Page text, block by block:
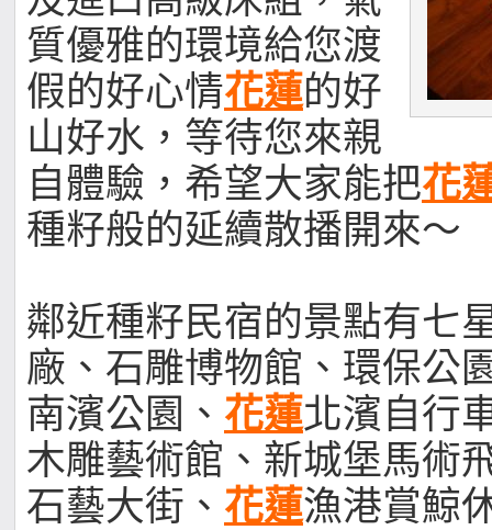
質優雅的環境給您渡
假的好心情花蓮的好
山好水，等待您來親
自體驗，希望大家能把花
種籽般的延續散播開來～
鄰近種籽民宿的景點有七
廠、石雕博物館、環保公
南濱公園、 花蓮北濱自行
木雕藝術館、新城堡馬術
石藝大街、 花蓮漁港賞鯨